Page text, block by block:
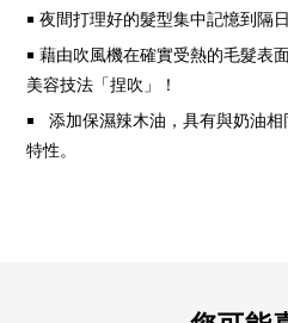
￭ 夜間打理好的髮型集中記憶到隔日
￭ 藉由吹風機在確實受熱的毛髮表
美容技法「捏吹」！
￭ 添加保濕辣木油，具有與奶油相
特性。